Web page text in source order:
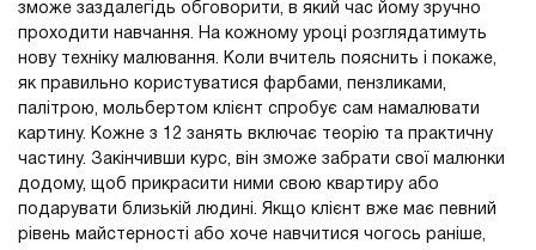
зможе заздалегідь обговорити, в який час йому зручно
проходити навчання. На кожному уроці розглядатимуть
нову техніку малювання. Коли вчитель пояснить і покаже,
як правильно користуватися фарбами, пензликами,
палітрою, мольбертом клієнт спробує сам намалювати
картину. Кожне з 12 занять включає теорію та практичну
частину. Закінчивши курс, він зможе забрати свої малюнки
додому, щоб прикрасити ними свою квартиру або
подарувати близькій людині. Якщо клієнт вже має певний
рівень майстерності або хоче навчитися чогось раніше,